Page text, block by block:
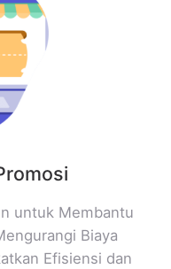
untuk Membantu
Biaya
Efisiensi dan